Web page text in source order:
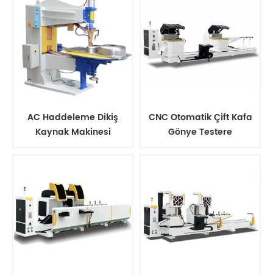
AC Haddeleme Dikiş
Kaynak Makinesi
CNC Otomatik Çift Kafa
Gönye Testere